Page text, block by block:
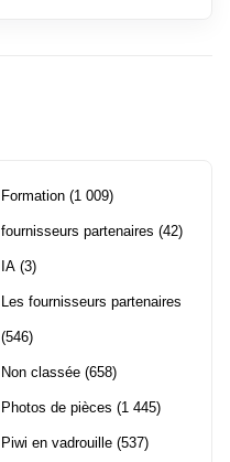
Formation (1 009)
fournisseurs partenaires (42)
IA (3)
Les fournisseurs partenaires
(546)
Non classée (658)
Photos de pièces (1 445)
Piwi en vadrouille (537)